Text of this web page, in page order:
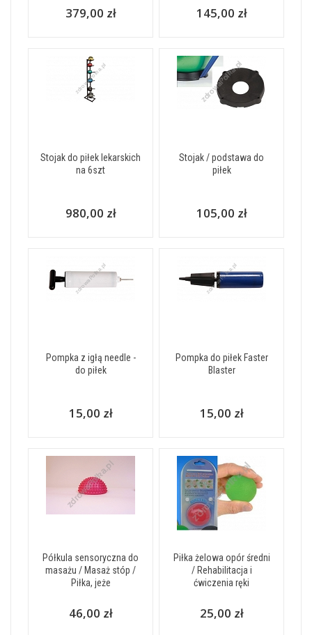
379,00 zł 145,00 zł
Stojak do piłek lekarskich
na 6szt
980,00 zł
Stojak / podstawa do
piłek
105,00 zł
Pompka z igłą needle -
do piłek
15,00 zł
Pompka do piłek Faster
Blaster
15,00 zł
Półkula sensoryczna do
masażu / Masaż stóp /
Piłka, jeże
46,00 zł
Piłka żelowa opór średni
/ Rehabilitacja i
ćwiczenia ręki
25,00 zł